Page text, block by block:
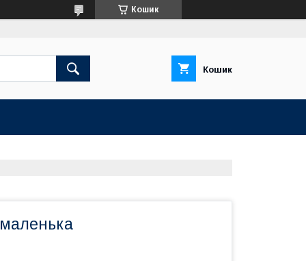
Кошик
Кошик